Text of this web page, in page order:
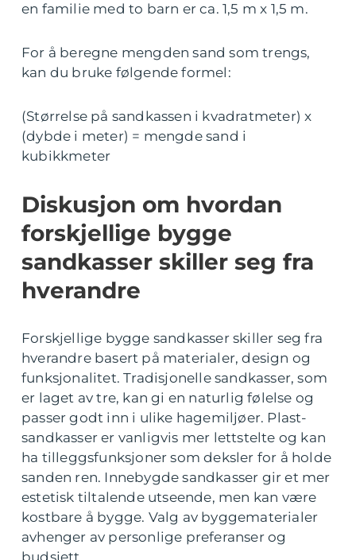
en familie med to barn er ca. 1,5 m x 1,5 m.
For å beregne mengden sand som trengs,
kan du bruke følgende formel:
(Størrelse på sandkassen i kvadratmeter) x
(dybde i meter) = mengde sand i
kubikkmeter
Diskusjon om hvordan
forskjellige bygge
sandkasser skiller seg fra
hverandre
Forskjellige bygge sandkasser skiller seg fra
hverandre basert på materialer, design og
funksjonalitet. Tradisjonelle sandkasser, som
er laget av tre, kan gi en naturlig følelse og
passer godt inn i ulike hagemiljøer. Plast-
sandkasser er vanligvis mer lettstelte og kan
ha tilleggsfunksjoner som deksler for å holde
sanden ren. Innebygde sandkasser gir et mer
estetisk tiltalende utseende, men kan være
kostbare å bygge. Valg av byggematerialer
avhenger av personlige preferanser og